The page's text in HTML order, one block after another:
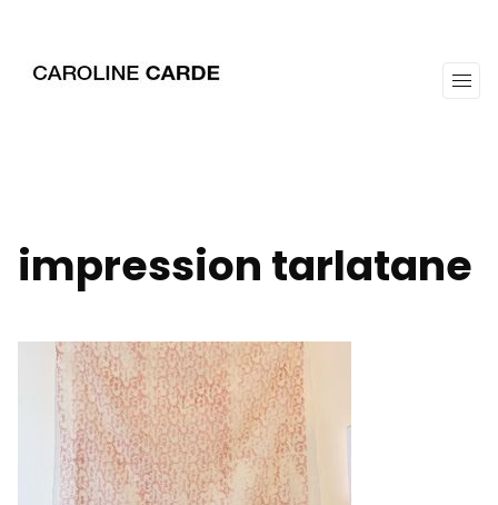
impression tarlatane
View full image